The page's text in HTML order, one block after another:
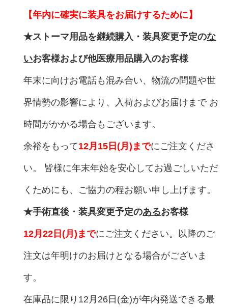
【年内に確実に装具をお届けするために】
★ストーマ用品を継続購入・装具変更予定のな
いお客様および他医療用品購入のお客様
年末に向けお電話も混み合い、物流の問題や世
界情勢の影響により、入荷およびお届けまで お
時間がかかる場合もございます。
余裕をもって12月15日(月)までにご注文くださ
い。 皆様に年末年始を安心してお過ごしいただ
くためにも、ご協力の程お願い申し上げます。
★手術直後・装具変更予定のあるお客様
12月22日(月)までにご注文ください。以降のご
注文は年明けのお届けとなる場合がございま
す。
在庫品に限り12月26日(金)が年内発送できる最